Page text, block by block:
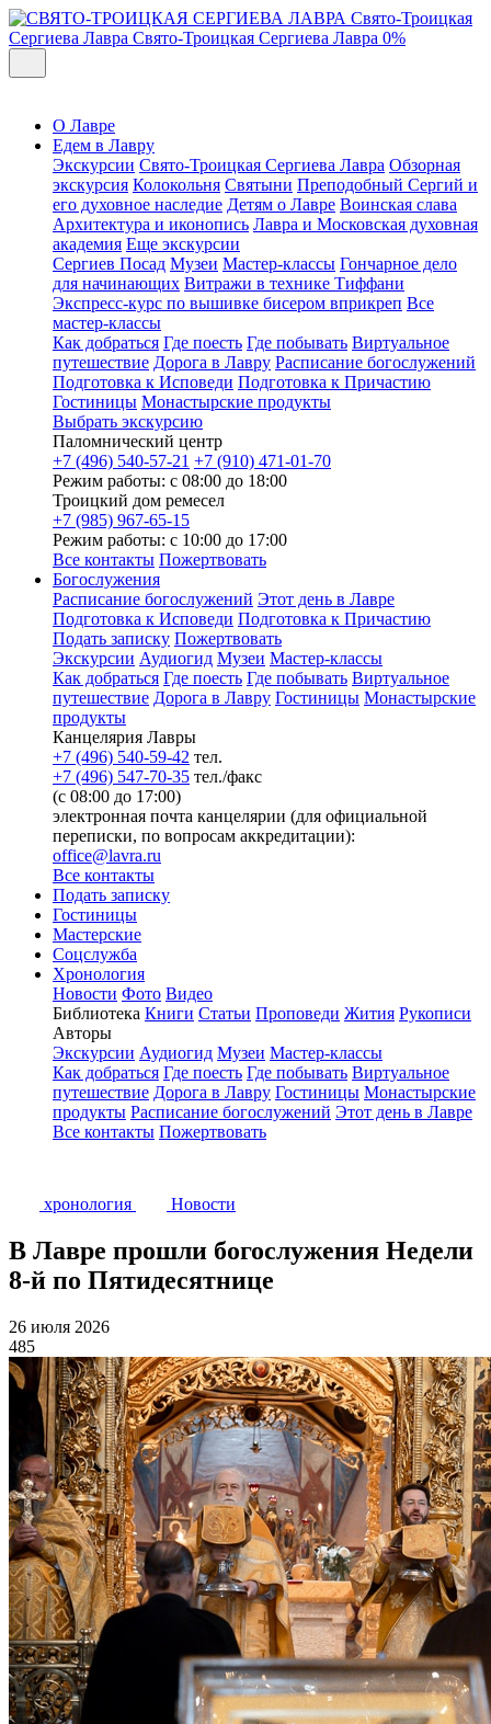
Свято-Троицкая
Сергиева Лавра Свято-Троицкая Сергиева Лавра 0%
О Лавре
Едем в Лавру
Экскурсии Свято-Троицкая Сергиева Лавра Обзорная
экскурсия Колокольня Святыни Преподобный Сергий и
его духовное наследие Детям о Лавре Воинская слава
Архитектура и иконопись Лавра и Московская духовная
академия Еще экскурсии
Сергиев Посад Музеи Мастер-классы Гончарное дело
для начинающих Витражи в технике Тиффани
Экспресс-курс по вышивке бисером вприкреп Все
мастер-классы
Как добраться Где поесть Где побывать Виртуальное
путешествие Дорога в Лавру Расписание богослужений
Подготовка к Исповеди Подготовка к Причастию
Гостиницы Монастырские продукты
Выбрать экскурсию
Паломнический центр
+7 (496) 540-57-21 +7 (910) 471-01-70
Режим работы: с 08:00 до 18:00
Троицкий дом ремесел
+7 (985) 967-65-15
Режим работы: с 10:00 до 17:00
Все контакты Пожертвовать
Богослужения
Расписание богослужений Этот день в Лавре
Подготовка к Исповеди Подготовка к Причастию
Подать записку Пожертвовать
Экскурсии Аудиогид Музеи Мастер-классы
Как добраться Где поесть Где побывать Виртуальное
путешествие Дорога в Лавру Гостиницы Монастырские
продукты
Канцелярия Лавры
+7 (496) 540-59-42 тел.
+7 (496) 547-70-35 тел./факс
(с 08:00 до 17:00)
электронная почта канцелярии (для официальной
переписки, по вопросам аккредитации):
office@lavra.ru
Все контакты
Подать записку
Гостиницы
Мастерские
Соцслужба
Хронология
Новости Фото Видео
Библиотека Книги Статьи Проповеди Жития Рукописи
Авторы
Экскурсии Аудиогид Музеи Мастер-классы
Как добраться Где поесть Где побывать Виртуальное
путешествие Дорога в Лавру Гостиницы Монастырские
продукты Расписание богослужений Этот день в Лавре
Все контакты Пожертвовать
хронология Новости
В Лавре прошли богослужения Недели
8-й по Пятидесятнице
26 июля 2026
485